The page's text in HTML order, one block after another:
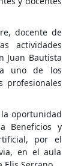
docente de
actividades
Juan Bautista
uno de los
profesionales
oportunidad
Beneficios y
por el
en el aula